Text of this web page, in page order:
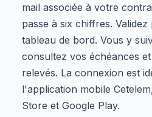
mail associée à votre
passe à six chiffres.
tableau de bord. Vous y
consultez vos échéances
relevés. La connexion est
l'application mobile
Store et Google Play.